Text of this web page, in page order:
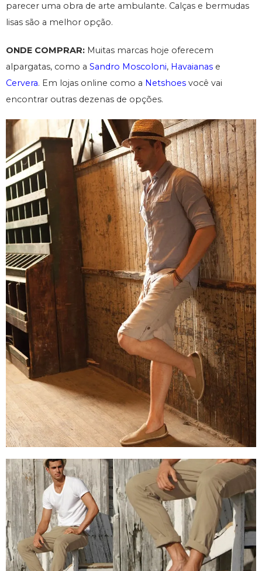
parecer uma obra de arte ambulante. Calças e bermudas
lisas são a melhor opção.
ONDE COMPRAR: Muitas marcas hoje oferecem
alpargatas, como a Sandro Moscoloni, Havaianas e
Cervera. Em lojas online como a Netshoes você vai
encontrar outras dezenas de opções.